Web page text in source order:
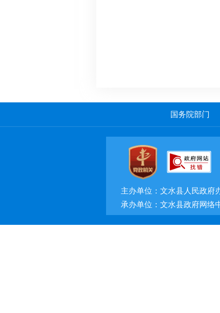
国务院部门
主办单位：文水县人民政府
承办单位：文水县政府网络